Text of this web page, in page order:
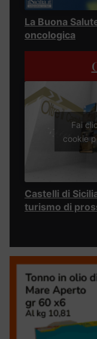
La Buona
oncologica
Fai
cookie
Castelli di
turismo di